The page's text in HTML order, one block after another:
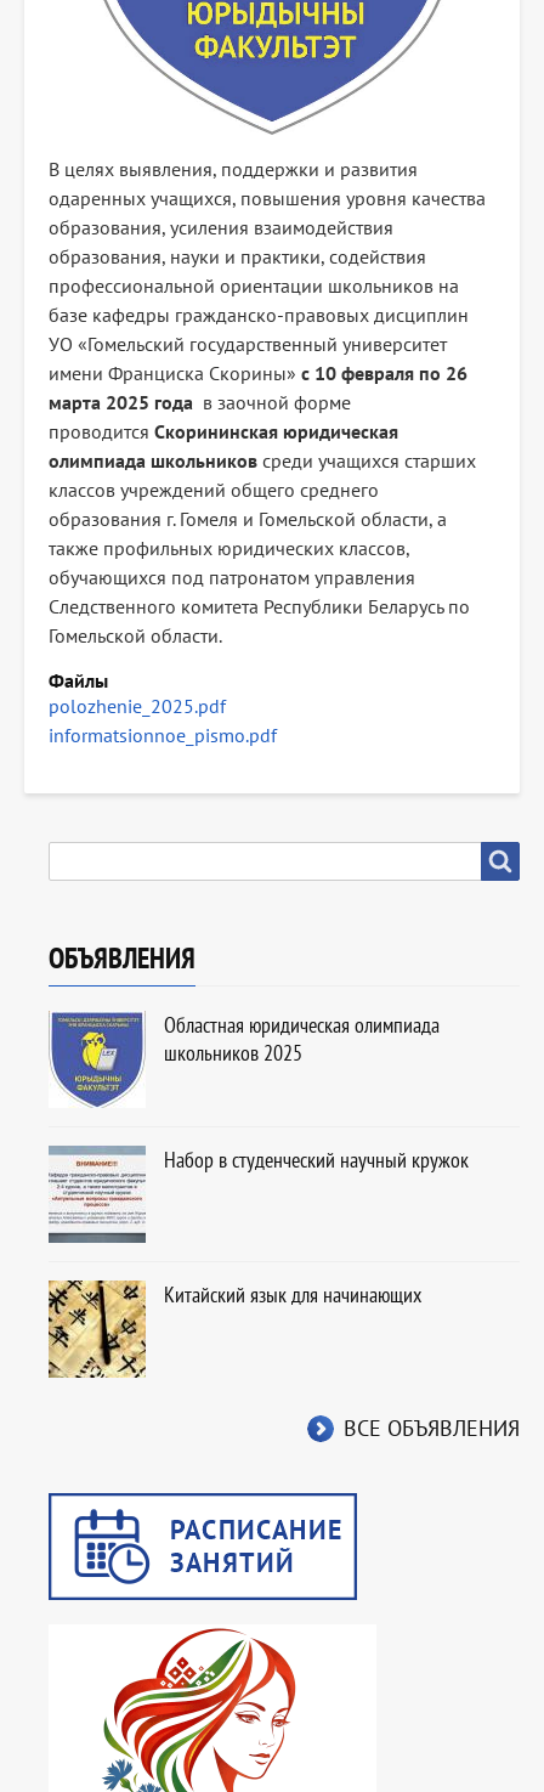
В целях выявления, поддержки и развития
одаренных учащихся, повышения уровня качества
образования, усиления взаимодействия
образования, науки и практики, содействия
профессиональной ориентации школьников на
базе кафедры гражданско-правовых дисциплин
УО «Гомельский государственный университет
имени Франциска Скорины» с 10 февраля по 26
марта 2025 года в заочной форме
проводится Скорининская юридическая
олимпиада школьников среди учащихся старших
классов учреждений общего среднего
образования г. Гомеля и Гомельской области, а
также профильных юридических классов,
обучающихся под патронатом управления
Следственного комитета Республики Беларусь по
Гомельской области.
Файлы
polozhenie_2025.pdf
informatsionnoe_pismo.pdf
ОБЪЯВЛЕНИЯ
Областная юридическая олимпиада
школьников 2025
Набор в студенческий научный кружок
Китайский язык для начинающих
ВСЕ ОБЪЯВЛЕНИЯ